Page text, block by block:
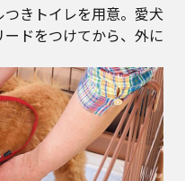
きトイレを用意。愛犬
ドをつけてから、外に